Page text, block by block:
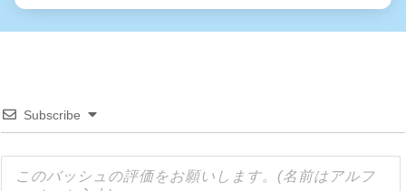
Subscribe